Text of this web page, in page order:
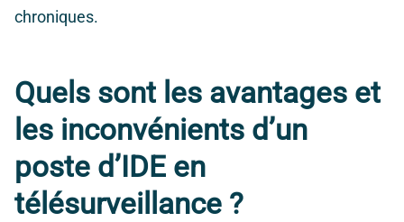
chroniques.
Quels sont les avantages et
les inconvénients d’un
poste d’IDE en
télésurveillance ?